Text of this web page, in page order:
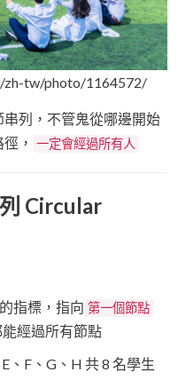
zh-tw/photo/1164572/
列，不管鬼從哪邊開始
，
一定會經過所有人
Circular
的指標，指向 第一個節點
經過所有節點
、F、G、H 共 8 名學生